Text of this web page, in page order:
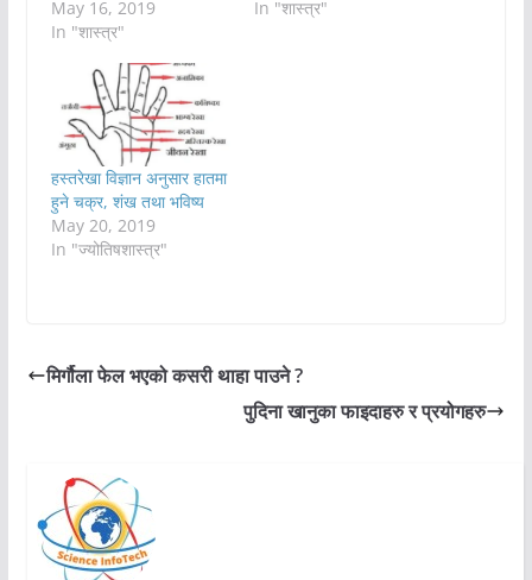
May 16, 2019
In "शास्त्र"
In "शास्त्र"
हस्तरेखा विज्ञान अनुसार हातमा
हुने चक्र, शंख तथा भविष्य
May 20, 2019
In "ज्योतिषशास्त्र"
मिर्गौला फेल भएको कसरी थाहा पाउने ?
पुदिना खानुका फाइदाहरु र प्रयोगहरु